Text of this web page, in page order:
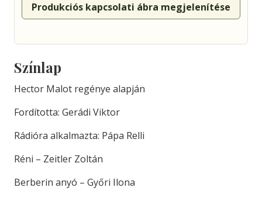
Produkciós kapcsolati ábra megjelenítése
Színlap
Hector Malot regénye alapján
Fordította: Gerádi Viktor
Rádióra alkalmazta: Pápa Relli
Réni – Zeitler Zoltán
Berberin anyó – Győri Ilona